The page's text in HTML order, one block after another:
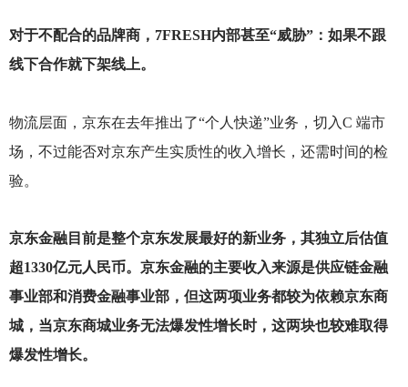
对于不配合的品牌商，7FRESH内部甚至“威胁”：如果不跟
线下合作就下架线上。
物流层面，京东在去年推出了“个人快递”业务，切入C 端市
场，不过能否对京东产生实质性的收入增长，还需时间的检
验。
京东金融目前是整个京东发展最好的新业务，其独立后估值
超1330亿元人民币。京东金融的主要收入来源是供应链金融
事业部和消费金融事业部，但这两项业务都较为依赖京东商
城，当京东商城业务无法爆发性增长时，这两块也较难取得
爆发性增长。